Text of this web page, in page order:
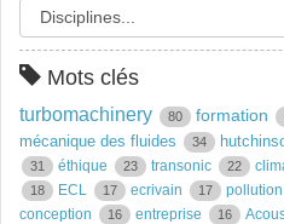
Mots clés
turbomachinery 80 formation
mécanique des fluides 34
31 éthique 23 transonic 22
18 ECL 17 ecrivain 17 pollution
conception
16 entreprise 16